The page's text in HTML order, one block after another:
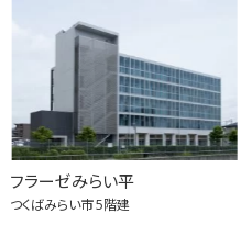
フラーゼみらい平
つくばみらい市5階建